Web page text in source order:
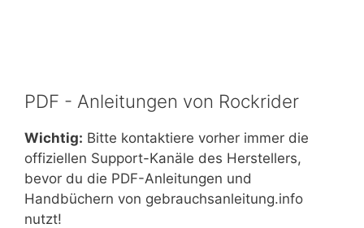
PDF - Anleitungen von Rockrider
Wichtig: Bitte kontaktiere vorher immer die
offiziellen Support-Kanäle des Herstellers,
bevor du die PDF-Anleitungen und
Handbüchern von gebrauchsanleitung.info
nutzt!